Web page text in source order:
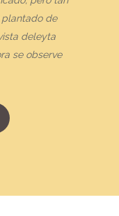
de
deleyta
se observe